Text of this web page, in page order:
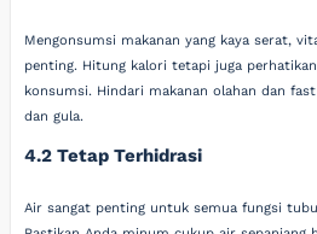
Mengonsumsi makanan yang kaya serat,
penting. Hitung kalori tetapi juga
konsumsi. Hindari makanan olahan dan
dan gula.
4.2 Tetap Terhidrasi
Air sangat penting untuk semua fungsi